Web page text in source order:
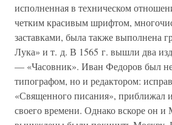
исполненная в техническом
четким красивым шрифтом,
заставками, была также выполнена
Лука» и т. д. В 1565 г. вышли два
— «Часовник». Иван Федоров был не
типографом, но и редактором:
«Священного писания», приближал
своего времени. Однако вскоре он и